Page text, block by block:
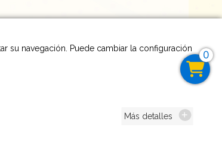
0
su navegación. Puede cambiar la configuración
Más detalles